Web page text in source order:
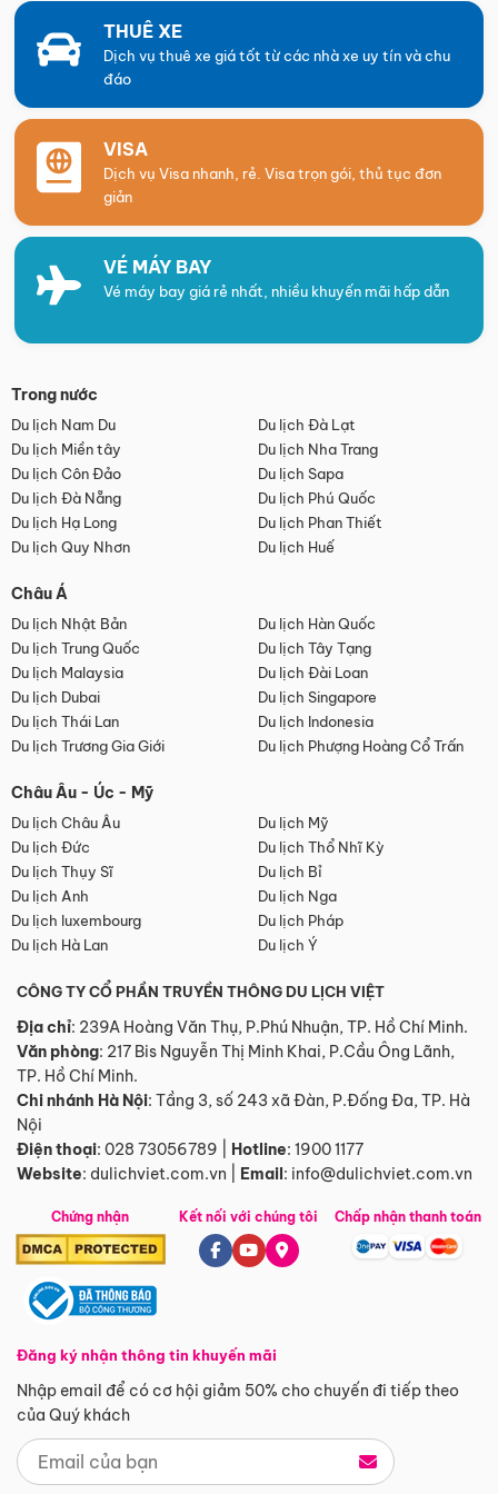
THUÊ XE
Dịch vụ thuê xe giá tốt từ các nhà xe uy tín và chu
đáo
VISA
Dịch vụ Visa nhanh, rẻ. Visa trọn gói, thủ tục đơn
giản
VÉ MÁY BAY
Vé máy bay giá rẻ nhất, nhiều khuyến mãi hấp dẫn
Trong nước
Du lịch Nam Du
Du lịch Đà Lạt
Du lịch Miền tây
Du lịch Nha Trang
Du lịch Côn Đảo
Du lịch Sapa
Du lịch Đà Nẵng
Du lịch Phú Quốc
Du lịch Hạ Long
Du lịch Phan Thiết
Du lịch Quy Nhơn
Du lịch Huế
Châu Á
Du lịch Nhật Bản
Du lịch Hàn Quốc
Du lịch Trung Quốc
Du lịch Tây Tạng
Du lịch Malaysia
Du lịch Đài Loan
Du lịch Dubai
Du lịch Singapore
Du lịch Thái Lan
Du lịch Indonesia
Du lịch Trương Gia Giới
Du lịch Phượng Hoàng Cổ Trấn
Châu Âu - Úc - Mỹ
Du lịch Châu Âu
Du lịch Mỹ
Du lịch Đức
Du lịch Thổ Nhĩ Kỳ
Du lịch Thụy Sĩ
Du lịch Bỉ
Du lịch Anh
Du lịch Nga
Du lịch luxembourg
Du lịch Pháp
Du lịch Hà Lan
Du lịch Ý
CÔNG TY CỔ PHẦN TRUYỀN THÔNG DU LỊCH VIỆT
Địa chỉ: 239A Hoàng Văn Thụ, P.Phú Nhuận, TP. Hồ Chí Minh.
Văn phòng: 217 Bis Nguyễn Thị Minh Khai, P.Cầu Ông Lãnh,
TP. Hồ Chí Minh.
Chi nhánh Hà Nội: Tầng 3, số 243 xã Đàn, P.Đống Đa, TP. Hà
Nội
Điện thoại: 028 73056789 Hotline: 1900 1177
Website: dulichviet.com.vn Email: info@dulichviet.com.vn
Chứng nhận
Đăng ký nhận thông tin khuyến mãi
Nhập email để có cơ hội giảm 50% cho chuyến đi tiếp theo
của Quý khách
Kết nối với chúng tôi Chấp nhận thanh toán